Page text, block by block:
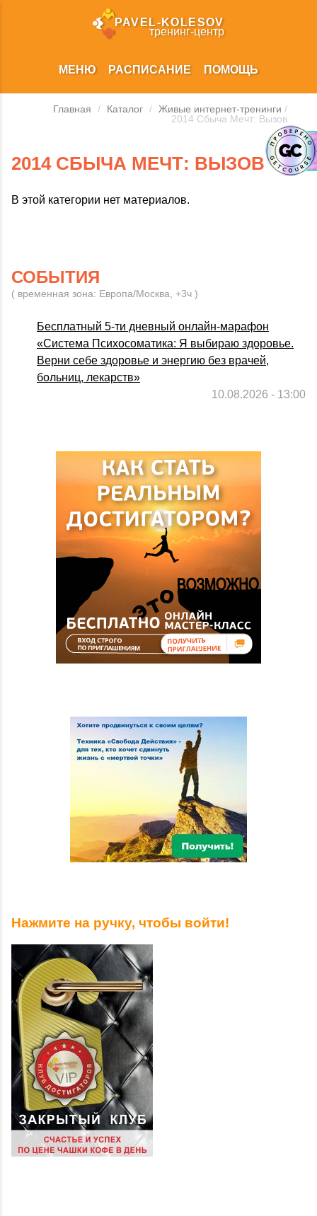
PAVEL‑KOLESOV
тренинг‑центр
МЕНЮ РАСПИСАНИЕ ПОМОЩЬ
Главная / Каталог / Живые интернет-тренинги /
2014 Сбыча Мечт: Вызов
2014 СБЫЧА МЕЧТ: ВЫЗОВ
В этой категории нет материалов.
СОБЫТИЯ
( временная зона: Европа/Москва, +3ч )
Бесплатный 5-ти дневный онлайн-марафон
«Система Психосоматика: Я выбираю здоровье.
Верни себе здоровье и энергию без врачей,
больниц, лекарств»
10.08.2026 - 13:00
Нажмите на ручку, чтобы войти!